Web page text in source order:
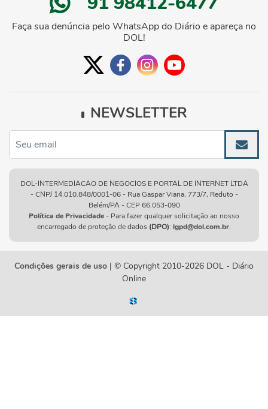
Faça sua denúncia pelo WhatsApp do Diário e apareça no
DOL!
NEWSLETTER
DOL-INTERMEDIACAO DE NEGOCIOS E PORTAL DE INTERNET LTDA
- CNPJ 14.010.848/0001-06 - Rua Gaspar Viana, 773/7, Reduto -
Belém/PA - CEP 66.053-090
Política de Privacidade - Para fazer qualquer solicitação ao nosso
encarregado de proteção de dados (DPO): lgpd@dol.com.br.
Condições gerais de uso | © Copyright 2010-2026 DOL - Diário
Online